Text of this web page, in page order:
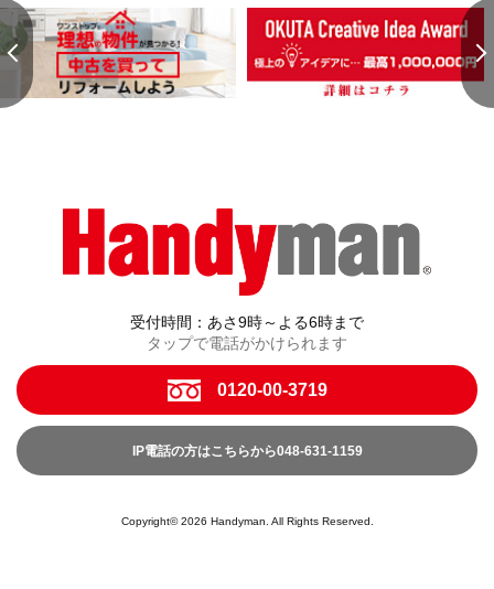
受付時間：あさ9時～よる6時まで
タップで電話がかけられます
0120-00-3719
IP電話の方はこちらから048-631-1159
Copyright© 2026 Handyman. All Rights Reserved.